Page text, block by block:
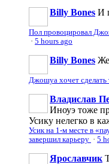
Billy Bones И
Пол провоцировал
· 5 hours ago
Billy Bones
Джошуа хочет сделать
Владислав
Иноуэ тоже
Усику нелегко в
Усик на 1-м месте в
завершил карьеру · 5
Ярославчик